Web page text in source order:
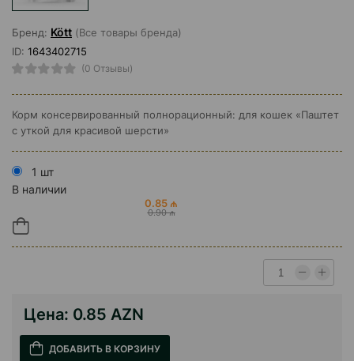
Бренд: Kött (Все товары бренда)
ID: 1643402715
(0 Отзывы)
Корм консервированный полнорационный: для кошек «Паштет
с уткой для красивой шерсти»
1 шт
В наличии
0.85 ₼
0.90 ₼
Цена: 0.85 AZN
ДОБАВИТЬ В КОРЗИНУ